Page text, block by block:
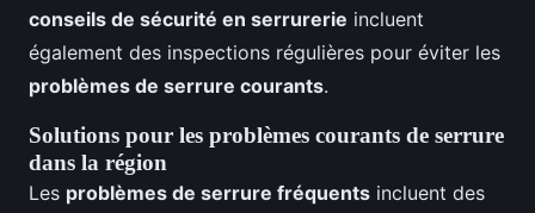
conseils de sécurité en serrurerie incluent
également des inspections régulières pour éviter les
problèmes de serrure courants.
Solutions pour les problèmes courants de serrure
dans la région
Les problèmes de serrure fréquents incluent des